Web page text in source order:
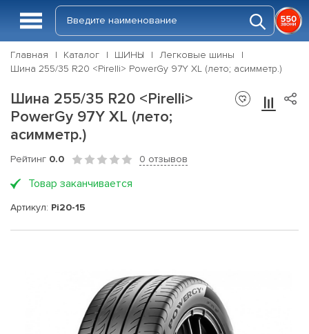
Главная Каталог ШИНЫ
Легковые шины
Шина 255/35 R20 <Pirelli> PowerGy 97Y XL (лето; асимметр.)
Шина 255/35 R20 <Pirelli>
PowerGy 97Y XL (лето;
асимметр.)
Рейтинг 0.0 0 отзывов
Товар заканчивается
Артикул: Pi20-15